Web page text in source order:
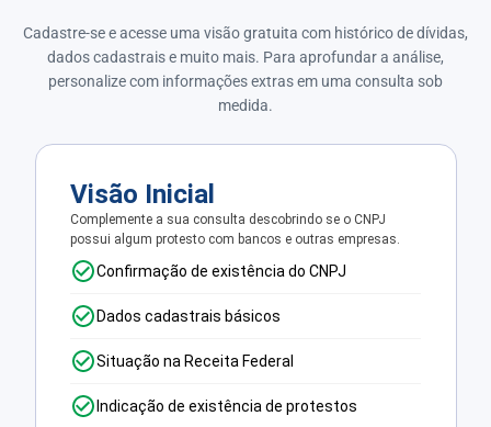
Cadastre-se e acesse uma visão gratuita com histórico de dívidas,
dados cadastrais e muito mais. Para aprofundar a análise,
personalize com informações extras em uma consulta sob
medida.
Visão Inicial
Complemente a sua consulta descobrindo se o CNPJ
possui algum protesto com bancos e outras empresas.
Confirmação de existência do CNPJ
Dados cadastrais básicos
Situação na Receita Federal
Indicação de existência de protestos